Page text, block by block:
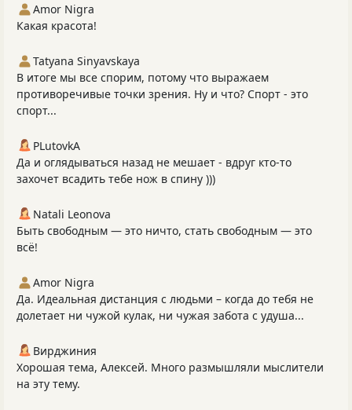
Amor Nigra
Какая красота!
Tatyana Sinyavskaya
В итоге мы все спорим, потому что выражаем
противоречивые точки зрения. Ну и что? Спорт - это
спорт...
PLutоvkА
Да и оглядываться назад не мешает - вдруг кто-то
захочет всадить тебе нож в спину )))
Natali Leonova
Быть свободным — это ничто, стать свободным — это
всё!
Amor Nigra
Да. Идеальная дистанция с людьми – когда до тебя не
долетает ни чужой кулак, ни чужая забота с удуша...
Вирджиния
Хорошая тема, Алексей. Много размышляли мыслители
на эту тему.